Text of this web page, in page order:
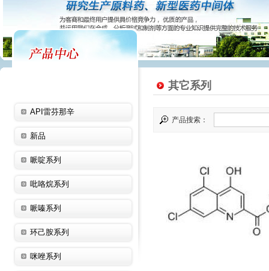
API雷芬那辛
新品
哌啶系列
吡咯烷系列
哌嗪系列
环己胺系列
咪唑系列
其它系列
产品搜索：